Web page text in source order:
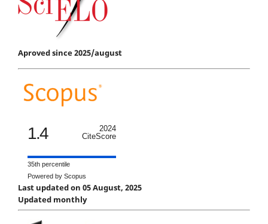
Aproved since 2025/august
1.4
2024
CiteScore
35th percentile
Powered by Scopus
Last updated on 05 August, 2025
Updated monthly